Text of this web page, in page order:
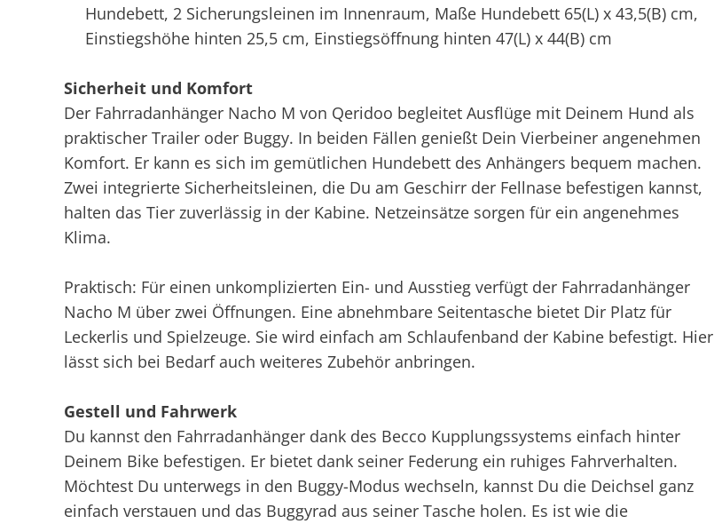
Hundebett, 2 Sicherungsleinen im Innenraum, Maße Hundebett 65(L) x 43,5(B) cm,
Einstiegshöhe hinten 25,5 cm, Einstiegsöffnung hinten 47(L) x 44(B) cm
Sicherheit und Komfort
Der Fahrradanhänger Nacho M von Qeridoo begleitet Ausflüge mit Deinem Hund als
praktischer Trailer oder Buggy. In beiden Fällen genießt Dein Vierbeiner angenehmen
Komfort. Er kann es sich im gemütlichen Hundebett des Anhängers bequem machen.
Zwei integrierte Sicherheitsleinen, die Du am Geschirr der Fellnase befestigen kannst,
halten das Tier zuverlässig in der Kabine. Netzeinsätze sorgen für ein angenehmes
Klima.
Praktisch: Für einen unkomplizierten Ein- und Ausstieg verfügt der Fahrradanhänger
Nacho M über zwei Öffnungen. Eine abnehmbare Seitentasche bietet Dir Platz für
Leckerlis und Spielzeuge. Sie wird einfach am Schlaufenband der Kabine befestigt. Hier
lässt sich bei Bedarf auch weiteres Zubehör anbringen.
Gestell und Fahrwerk
Du kannst den Fahrradanhänger dank des Becco Kupplungssystems einfach hinter
Deinem Bike befestigen. Er bietet dank seiner Federung ein ruhiges Fahrverhalten.
Möchtest Du unterwegs in den Buggy-Modus wechseln, kannst Du die Deichsel ganz
einfach verstauen und das Buggyrad aus seiner Tasche holen. Es ist wie die